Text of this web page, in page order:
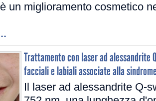
un miglioramento cosmetico
Trattamento con laser ad alessandrite
facciali e labiali associate alla
Il laser ad alessandrite Q-